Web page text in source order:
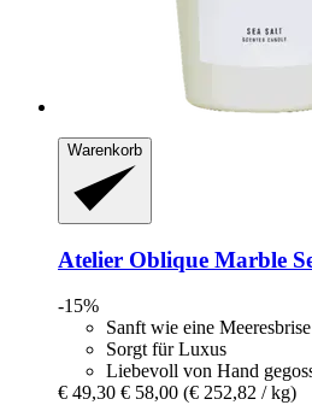
Warenkorb
Atelier Oblique Marble
-15%
Sanft wie eine Meeresbrise
Sorgt für Luxus
Liebevoll von Hand
€ 49,30 € 58,00 (€ 252,82 / kg)